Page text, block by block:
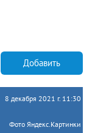
Добавить
8 декабря 2021 г. 11:30
Фото Яндекс.Картинки